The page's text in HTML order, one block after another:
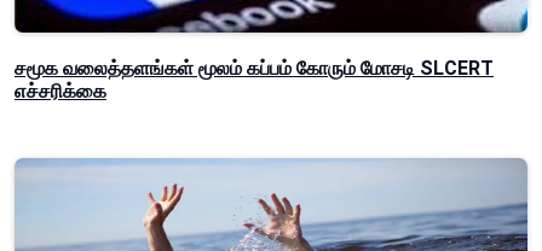
சமூக வலைத்தளங்கள் மூலம் கப்பம் கோரும் மோசடி SLCERT
எச்சரிக்கை